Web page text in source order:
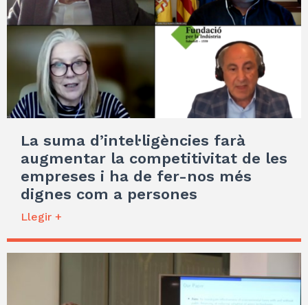
La suma d’intel·ligències farà
augmentar la competitivitat de les
empreses i ha de fer-nos més
dignes com a persones
Llegir +